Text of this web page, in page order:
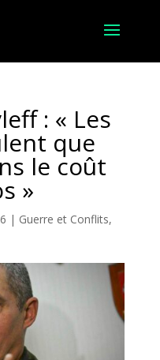
: « Les
que
le coût
»
| Guerre et Conflits,